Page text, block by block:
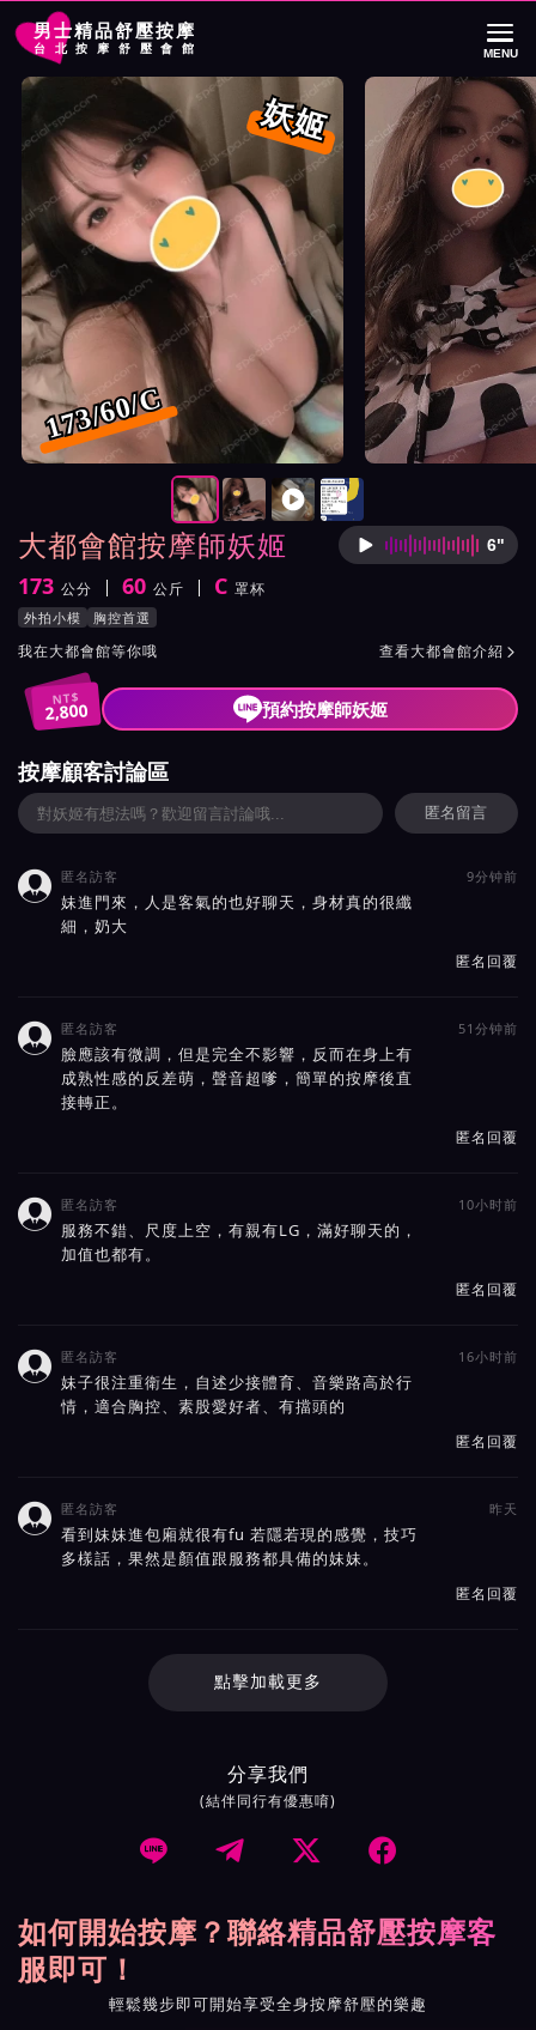
男士精品舒壓按摩
台北按摩舒壓會館 MENU
首頁 大都會館按摩師妖姬詳細介紹
大都會館按摩師妖姬 按摩師
6"
身高
173 公分
體重 60 公斤
罩杯 C 罩杯
按摩師妖姬服務風格與特色
外拍小模 胸控首選
按摩師妖姬所屬按摩會館介紹與班表
我在大都會館等你哦 查看大都會館介紹 
NT$
2,800 預約按摩師妖姬
大都會館按摩師妖姬照片展示與影片介
妖姬
173/60/C
按摩師妖姬照片展示與影片介紹及客戶評價截屏展示
按摩顧客討論區
匿名留言
 匿名訪客 9分钟前
妹進門來，人是客氣的也好聊天，身材真的很纖
細，奶大
匿名回覆
 匿名訪客 51分钟前
臉應該有微調，但是完全不影響，反而在身上有
成熟性感的反差萌，聲音超嗲，簡單的按摩後直
接轉正。
匿名回覆
 匿名訪客 10小时前
服務不錯、尺度上空，有親有LG，滿好聊天的，
加值也都有。
匿名回覆
 匿名訪客 16小时前
妹子很注重衛生，自述少接體育、音樂路高於行
情，適合胸控、素股愛好者、有擋頭的
匿名回覆
 匿名訪客 昨天
看到妹妹進包廂就很有fu 若隱若現的感覺，技巧
多樣話，果然是顏值跟服務都具備的妹妹。
匿名回覆
點擊加載更多
分享我們
(結伴同行有優惠唷)
   
如何開始按摩？聯絡精品舒壓按摩客
服即可！
輕鬆幾步即可開始享受全身按摩舒壓的樂趣